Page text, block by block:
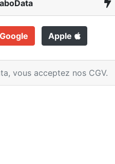
Google Apple
vous acceptez nos CGV.